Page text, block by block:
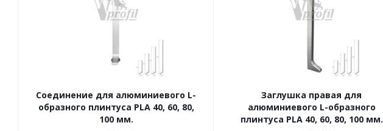
Соединение для алюминиевого L-
образного плинтуса PLA 40, 60, 80,
100 мм.
Заглушка правая для
алюминиевого L-образного
плинтуса PLA 40, 60, 80, 100 мм.